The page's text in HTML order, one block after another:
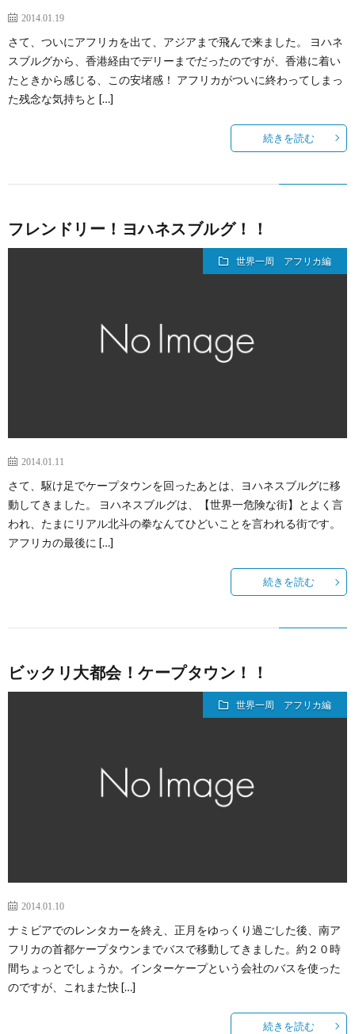
2014.01.19
さて、ついにアフリカを出て、アジアまで飛んで来ました。 ヨハネ
スブルグから、香港経由でデリーまでだったのですが、香港に着い
たときから感じる、この安堵感！ アフリカがついに終わってしまっ
た残念な気持ちと […]
続きを読む
フレンドリー！ヨハネスブルグ！！
世界一周 アフリカ編
2014.01.11
さて、駆け足でケープタウンを回ったあとは、ヨハネスブルグに移
動してきました。 ヨハネスブルグは、【世界一危険な街】とよく言
われ、たまにリアル北斗の拳なんてひどいことを言われる街です。
アフリカの最後に […]
続きを読む
ビックリ大都会！ケープタウン！！
世界一周 アフリカ編
2014.01.10
ナミビアでのレンタカーを終え、正月をゆっくり過ごした後、南ア
フリカの首都ケープタウンまでバスで移動してきました。約２０時
間ちょっとでしょうか。インターケープという会社のバスを使った
のですが、これまた快 […]
続きを読む